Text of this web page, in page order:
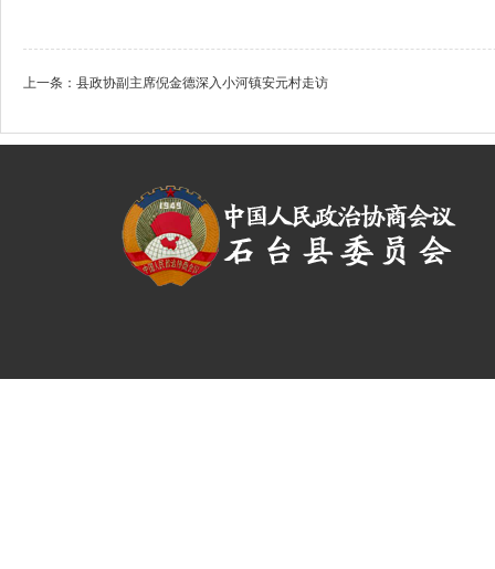
上一条： 县政协副主席倪金德深入小河镇安元村走访